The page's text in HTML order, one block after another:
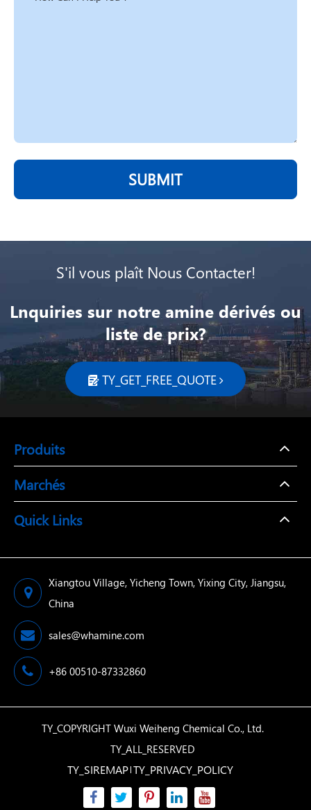
SUBMIT
S'il vous plaît Nous Contacter!
Lnquiries sur notre amine dérivés ou
liste de prix?
 TY_GET_FREE_QUOTE
Produits
Marchés
Quick Links
Xiangtou Village, Yicheng Town, Yixing City, Jiangsu,
China
sales@whamine.com
+86 00510-87332860
TY_COPYRIGHT Wuxi Weiheng Chemical Co., Ltd.
TY_ALL_RESERVED
TY_SIREMAP TY_PRIVACY_POLICY